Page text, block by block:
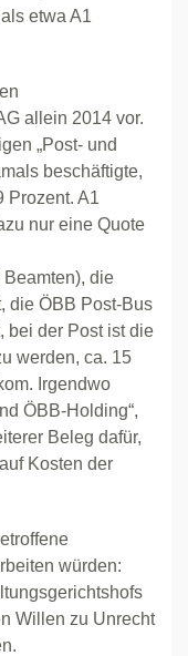
etwa A1
allein 2014 vor.
„Post- und
beschäftigte,
Prozent. A1
nur eine Quote
die
die ÖBB Post-Bus
bei der Post ist die
werden, ca. 15
Irgendwo
ÖBB-Holding“,
Beleg dafür,
Kosten der
würden:
Willen zu Unrecht